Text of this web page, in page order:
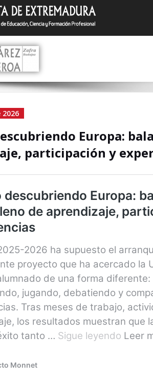
descubriendo
balance de un
de
y
Europa:
participación y